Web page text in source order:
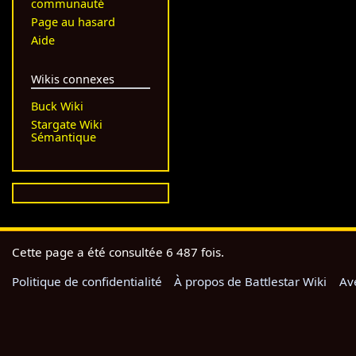
communauté
Page au hasard
Aide
Wikis connexes
Buck Wiki
Stargate Wiki
Sémantique
Cette page a été consultée 6 487 fois.
Politique de confidentialité
À propos de Battlestar Wiki